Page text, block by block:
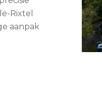
Rixtel
aanpak